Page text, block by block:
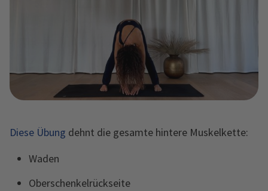
Diese Übung dehnt die gesamte hintere Muskelkette:
Waden
Oberschenkelrückseite